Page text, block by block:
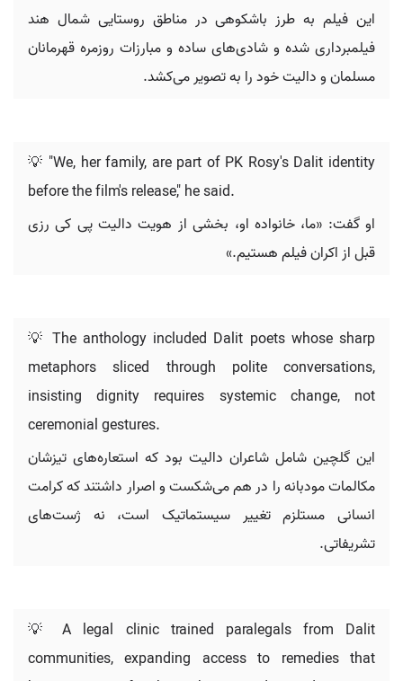
این فیلم به طرز باشکوهی در مناطق روستایی شمال هند
فیلمبرداری شده و شادی‌های ساده و مبارزات روزمره قهرمانان
مسلمان و دالیت خود را به تصویر می‌کشد.
💡 "We, her family, are part of PK Rosy's Dalit identity
before the film's release," he said.
او گفت: «ما، خانواده او، بخشی از هویت دالیت پی کی رزی
قبل از اکران فیلم هستیم.»
💡 The anthology included Dalit poets whose sharp
metaphors sliced through polite conversations,
insisting dignity requires systemic change, not
ceremonial gestures.
این گلچین شامل شاعران دالیت بود که استعاره‌های تیزشان
مکالمات مودبانه را در هم می‌شکست و اصرار داشتند که کرامت
انسانی مستلزم تغییر سیستماتیک است، نه ژست‌های
تشریفاتی.
💡 A legal clinic trained paralegals from Dalit
communities, expanding access to remedies that